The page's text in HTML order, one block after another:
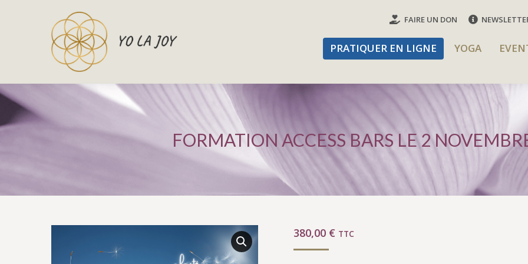
FAIRE UN DON
PRATIQUER EN LIGNE YOGA
FORMATION ACCESS BARS LE 2
380,00 € TTC
PRATIQUER EN LIGNE YOGA EVENT